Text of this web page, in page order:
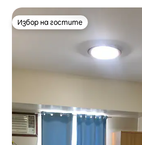
Избор на гостите
Избор на гостите